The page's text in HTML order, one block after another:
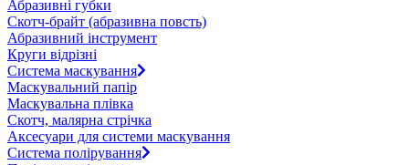
Абразивні губки
Скотч-брайт (абразивна повсть)
Абразивний інструмент
Круги відрізні
Система маскування
Маскувальний папір
Маскувальна плівка
Скотч, малярна стрічка
Аксесуари для системи маскування
Система полірування